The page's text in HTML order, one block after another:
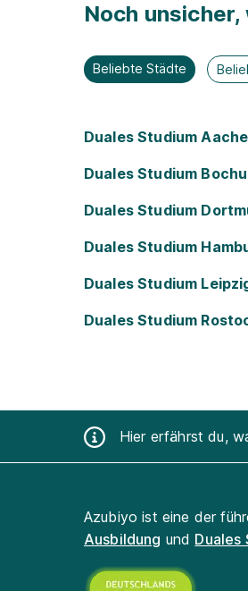
Noch
Beliebte Städte
Duales Studium
Duales Studium
Duales Studium
Duales Studium
Duales Studium
Duales Studium
Hier erfährst du,
Azubiyo ist eine der
Ausbildung und Duales